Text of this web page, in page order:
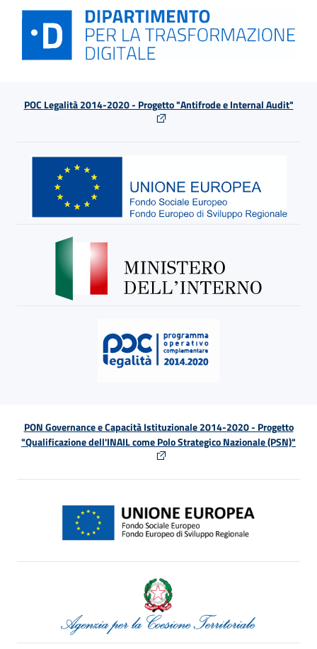
POC Legalità 2014-2020 - Progetto "Antifrode e Internal Audit"
PON Governance e Capacità Istituzionale 2014-2020 - Progetto
"Qualificazione dell'INAIL come Polo Strategico Nazionale (PSN)"